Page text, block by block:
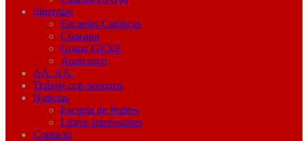
Sinergias
Escuelas Católicas
Concapa
Grupo GEXE
Apasconvi
AA. AA.
Trabaja con nosotros
Noticias
Escuela de Padres
Libros Interesantes
Contacto